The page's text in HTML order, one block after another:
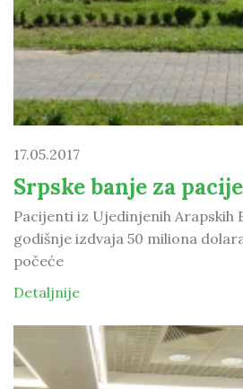
17.05.2017
Srpske banje za
Pacijenti iz Ujedinjenih Arapskih
godišnje izdvaja 50 miliona
počeće
Detaljnije